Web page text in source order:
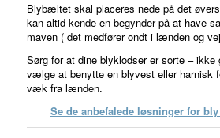
Blybæltet skal placeres nede på det
kan altid kende en begynder på at have
maven ( det medfører ondt i lænden og
Sørg for at dine blyklodser er sorte –
vælge at benytte en blyvest eller harnisk
væk fra lænden.
Se de anbefalede løsninger for